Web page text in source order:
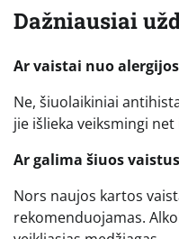
Dažniausiai
Ar vaistai nuo
Ne, šiuolaikiniai
jie išlieka veiksmingi
Ar galima šiuos
Nors naujos kartos
rekomenduojamas.